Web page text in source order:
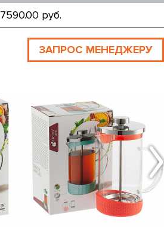
7590.00 руб.
ЗАПРОС МЕНЕДЖЕРУ